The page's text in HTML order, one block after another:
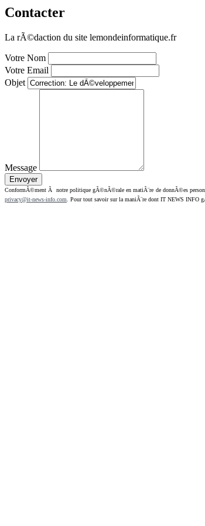
Contacter
La rÃ©daction du site lemondeinformatique.fr
Votre Nom
Votre Email
Objet
Message
ConformÃ©ment Ã notre politique gÃ©nÃ©rale en matiÃ¨re de donnÃ©es
privacy@it-news-info.com . Pour tout savoir sur la maniÃ¨re dont IT NEWS INFO